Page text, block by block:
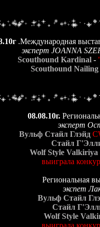
.Международная
эксперт JOANNA
Scouthound Kardinal -
Scouthound
08.08.10г.
эксперт
Вульф Стайл Глэйд
Стайл
Wolf Style Valkiriya
выиграла
Региональная
экспет
Вульф Стайл
Стайл
Wolf Style
выиграла